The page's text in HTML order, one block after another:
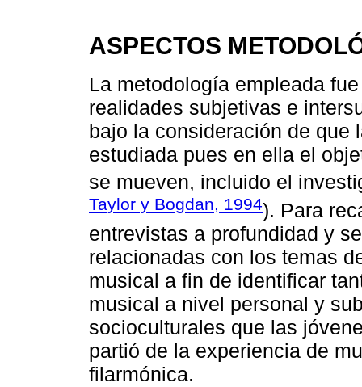
ASPECTOS
La metodología empleada
realidades subjetivas e
bajo la consideración de que
estudiada pues en ella el
se mueven, incluido el
Taylor y Bogdan, 1994). Para
entrevistas a profundidad y
relacionadas con los temas
musical a fin de identificar
musical a nivel personal y
socioculturales que las
partió de la experiencia de
filarmónica.